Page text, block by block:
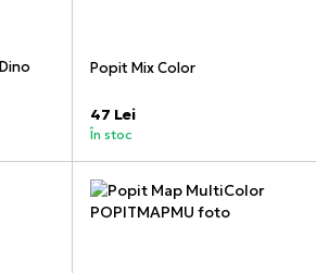
Popit Mix Color
47 Lei
În stoc